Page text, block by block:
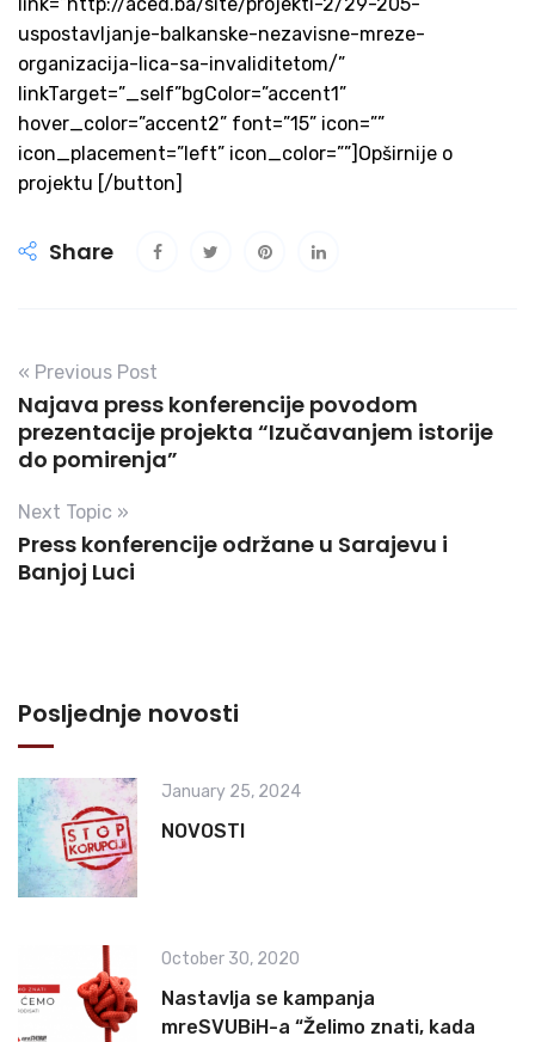
uspostavljanje-balkanske-nezavisne-mreze-
organizacija-lica-sa-invaliditetom/”
linkTarget=”_self”bgColor=”accent1”
hover_color=”accent2” font=”15” icon=””
icon_placement=”left” icon_color=””]Opširnije o
projektu [/button]
Share
« Previous Post
Najava press konferencije povodom
prezentacije projekta “Izučavanjem istorije
do pomirenja”
Next Topic »
Press konferencije održane u Sarajevu i
Banjoj Luci
Posljednje novosti
January 25, 2024
NOVOSTI
October 30, 2020
Nastavlja se kampanja
mreSVUBiH-a “Želimo znati, kada